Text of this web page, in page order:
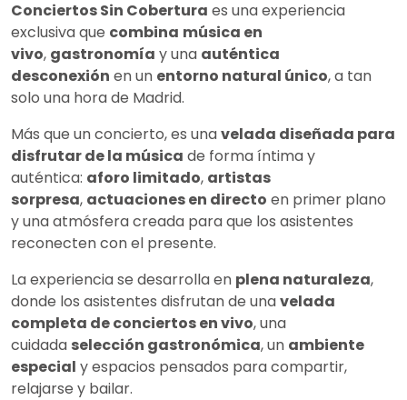
Conciertos Sin Cobertura es una experiencia
exclusiva que combina música en
vivo, gastronomía y una auténtica
desconexión en un entorno natural único, a tan
solo una hora de Madrid.
Más que un concierto, es unavelada diseñada para
disfrutar de la música de forma íntima y
auténtica: aforo limitado, artistas
sorpresa, actuaciones en directo en primer plano
y una atmósfera creada para que los asistentes
reconecten con el presente.
La experiencia se desarrolla en plena naturaleza,
donde los asistentes disfrutan de unavelada
completa de conciertos en vivo, una
cuidada selección gastronómica, un ambiente
especial y espacios pensados ​​para compartir,
relajarse y bailar.